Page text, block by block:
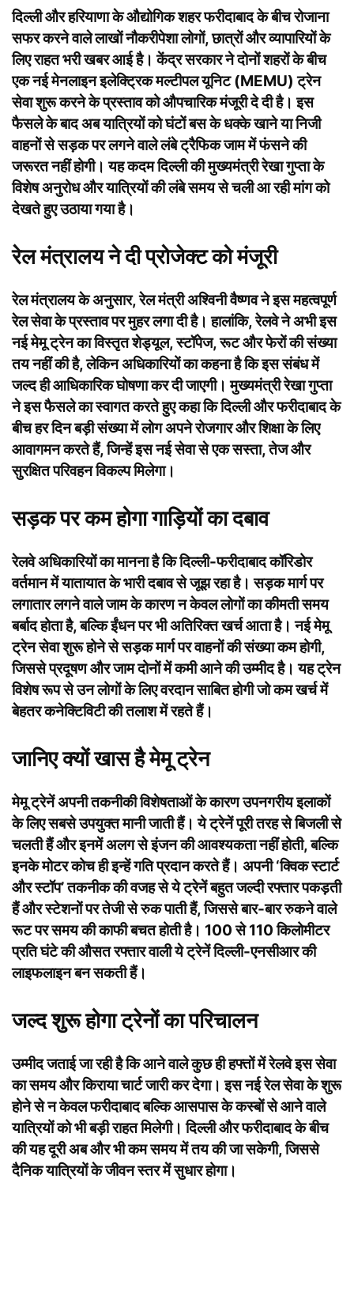
दिल्ली और हरियाणा के औद्योगिक शहर फरीदाबाद के बीच रोजाना
सफर करने वाले लाखों नौकरीपेशा लोगों, छात्रों और व्यापारियों के
लिए राहत भरी खबर आई है। केंद्र सरकार ने दोनों शहरों के बीच
एक नई मेनलाइन इलेक्ट्रिक मल्टीपल यूनिट (MEMU) ट्रेन
सेवा शुरू करने के प्रस्ताव को औपचारिक मंजूरी दे दी है। इस
फैसले के बाद अब यात्रियों को घंटों बस के धक्के खाने या निजी
वाहनों से सड़क पर लगने वाले लंबे ट्रैफिक जाम में फंसने की
जरूरत नहीं होगी। यह कदम दिल्ली की मुख्यमंत्री रेखा गुप्ता के
विशेष अनुरोध और यात्रियों की लंबे समय से चली आ रही मांग को
देखते हुए उठाया गया है।
रेल मंत्रालय ने दी प्रोजेक्ट को मंजूरी
रेल मंत्रालय के अनुसार, रेल मंत्री अश्विनी वैष्णव ने इस महत्वपूर्ण
रेल सेवा के प्रस्ताव पर मुहर लगा दी है। हालांकि, रेलवे ने अभी इस
नई मेमू ट्रेन का विस्तृत शेड्यूल, स्टॉपेज, रूट और फेरों की संख्या
तय नहीं की है, लेकिन अधिकारियों का कहना है कि इस संबंध में
जल्द ही आधिकारिक घोषणा कर दी जाएगी। मुख्यमंत्री रेखा गुप्ता
ने इस फैसले का स्वागत करते हुए कहा कि दिल्ली और फरीदाबाद के
बीच हर दिन बड़ी संख्या में लोग अपने रोजगार और शिक्षा के लिए
आवागमन करते हैं, जिन्हें इस नई सेवा से एक सस्ता, तेज और
सुरक्षित परिवहन विकल्प मिलेगा।
सड़क पर कम होगा गाड़ियों का दबाव
रेलवे अधिकारियों का मानना है कि दिल्ली-फरीदाबाद कॉरिडोर
वर्तमान में यातायात के भारी दबाव से जूझ रहा है। सड़क मार्ग पर
लगातार लगने वाले जाम के कारण न केवल लोगों का कीमती समय
बर्बाद होता है, बल्कि ईंधन पर भी अतिरिक्त खर्च आता है। नई मेमू
ट्रेन सेवा शुरू होने से सड़क मार्ग पर वाहनों की संख्या कम होगी,
जिससे प्रदूषण और जाम दोनों में कमी आने की उम्मीद है। यह ट्रेन
विशेष रूप से उन लोगों के लिए वरदान साबित होगी जो कम खर्च में
बेहतर कनेक्टिविटी की तलाश में रहते हैं।
जानिए क्यों खास है मेमू ट्रेन
मेमू ट्रेनें अपनी तकनीकी विशेषताओं के कारण उपनगरीय इलाकों
के लिए सबसे उपयुक्त मानी जाती हैं। ये ट्रेनें पूरी तरह से बिजली से
चलती हैं और इनमें अलग से इंजन की आवश्यकता नहीं होती, बल्कि
इनके मोटर कोच ही इन्हें गति प्रदान करते हैं। अपनी ‘क्विक स्टार्ट
और स्टॉप’ तकनीक की वजह से ये ट्रेनें बहुत जल्दी रफ्तार पकड़ती
हैं और स्टेशनों पर तेजी से रुक पाती हैं, जिससे बार-बार रुकने वाले
रूट पर समय की काफी बचत होती है। 100 से 110 किलोमीटर
प्रति घंटे की औसत रफ्तार वाली ये ट्रेनें दिल्ली-एनसीआर की
लाइफलाइन बन सकती हैं।
जल्द शुरू होगा ट्रेनों का परिचालन
उम्मीद जताई जा रही है कि आने वाले कुछ ही हफ्तों में रेलवे इस सेवा
का समय और किराया चार्ट जारी कर देगा। इस नई रेल सेवा के शुरू
होने से न केवल फरीदाबाद बल्कि आसपास के कस्बों से आने वाले
यात्रियों को भी बड़ी राहत मिलेगी। दिल्ली और फरीदाबाद के बीच
की यह दूरी अब और भी कम समय में तय की जा सकेगी, जिससे
दैनिक यात्रियों के जीवन स्तर में सुधार होगा।